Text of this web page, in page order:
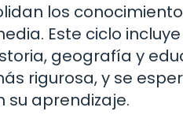
los
Este ciclo incluye
geografía y
rigurosa, y se
aprendizaje.